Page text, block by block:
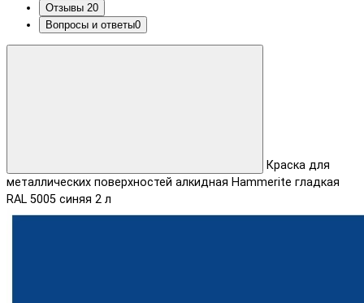
Отзывы 20
Вопросы и ответы0
Краска для
металлических поверхностей алкидная Hammerite гладкая
RAL 5005 синяя 2 л